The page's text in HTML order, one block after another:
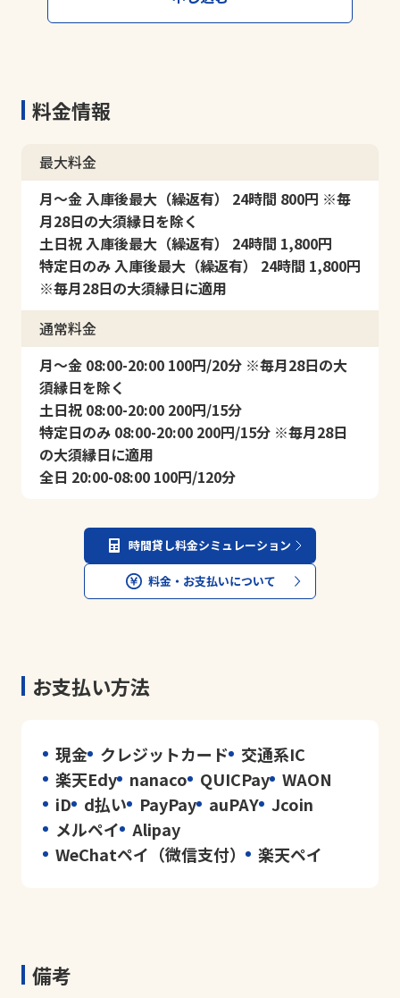
料金情報
最大料金
月～金 入庫後最大（繰返有） 24時間 800円 ※毎
月28日の大須縁日を除く
土日祝 入庫後最大（繰返有） 24時間 1,800円
特定日のみ 入庫後最大（繰返有） 24時間 1,800円
※毎月28日の大須縁日に適用
通常料金
月～金 08:00-20:00 100円/20分 ※毎月28日の大
須縁日を除く
土日祝 08:00-20:00 200円/15分
特定日のみ 08:00-20:00 200円/15分 ※毎月28日
の大須縁日に適用
全日 20:00-08:00 100円/120分
時間貸し料金シミュレーション
料金・お支払いについて
お支払い方法
現金 クレジットカード
交通系IC
楽天Edy nanaco QUICPay WAON
iD
d払い PayPay auPAY Jcoin
メルペイ
Alipay
WeChatペイ（微信支付）
楽天ペイ
備考